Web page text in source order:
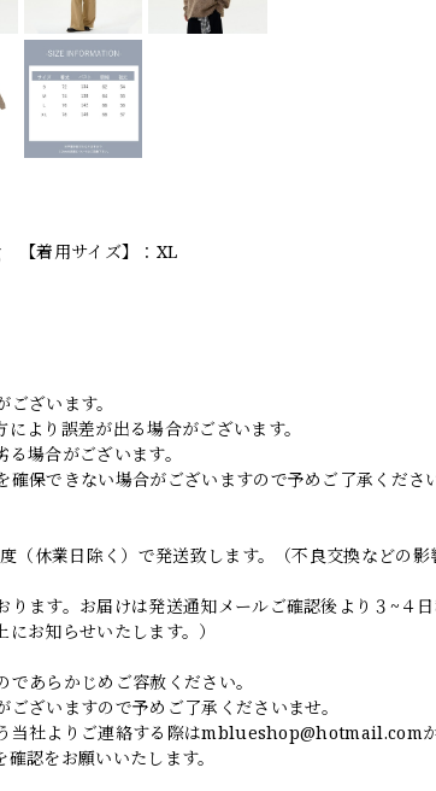
着用サイズ】：XL
ざいます。
より誤差が出る場合がございます。
場合がございます。
保できない場合がございますので予めご了承くださ
（休業日除く）で発送致します。（不良交換などの
ます。お届けは発送通知メールご確認後より３~４日
お知らせいたします。）
あらかじめご容赦ください。
ざいますので予めご了承くださいませ。
当社よりご連絡する際はmblueshop@hotmail.com
認をお願いいたします。